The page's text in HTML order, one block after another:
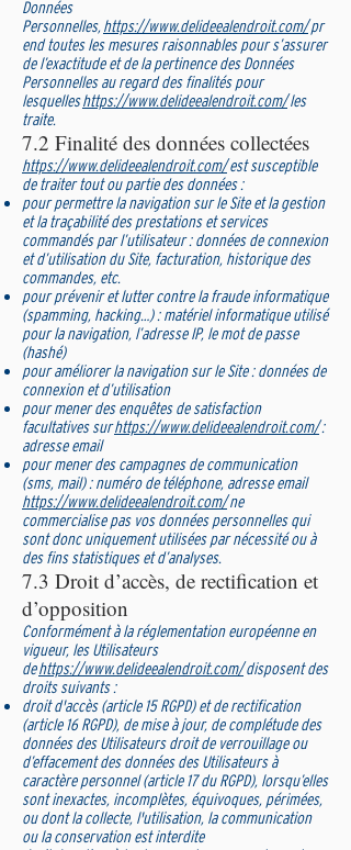
Données
Personnelles,https://www.delideealendroit.com/pr
end toutes les mesures raisonnables pour s’assurer
de l’exactitude et de la pertinence des Données
Personnelles au regard des finalités pour
lesquelleshttps://www.delideealendroit.com/les
traite.
7.2 Finalité des données collectées
https://www.delideealendroit.com/est susceptible
de traiter tout ou partie des données :
pour permettre la navigation sur le Site et la gestion
et la traçabilité des prestations et services
commandés par l’utilisateur : données de connexion
et d’utilisation du Site, facturation, historique des
commandes, etc.
pour prévenir et lutter contre la fraude informatique
(spamming, hacking…) : matériel informatique utilisé
pour la navigation, l’adresse IP, le mot de passe
(hashé)
pour améliorer la navigation sur le Site : données de
connexion et d’utilisation
pour mener des enquêtes de satisfaction
facultatives surhttps://www.delideealendroit.com/:
adresse email
pour mener des campagnes de communication
(sms, mail) : numéro de téléphone, adresse email
https://www.delideealendroit.com/ne
commercialise pas vos données personnelles qui
sont donc uniquement utilisées par nécessité ou à
des fins statistiques et d’analyses.
7.3 Droit d’accès, de rectification et
d’opposition
Conformément à la réglementation européenne en
vigueur, les Utilisateurs
dehttps://www.delideealendroit.com/disposent des
droits suivants :
droit d'accès (article 15 RGPD) et de rectification
(article 16 RGPD), de mise à jour, de complétude des
données des Utilisateurs droit de verrouillage ou
d’effacement des données des Utilisateurs à
caractère personnel (article 17 du RGPD), lorsqu’elles
sont inexactes, incomplètes, équivoques, périmées,
ou dont la collecte, l'utilisation, la communication
ou la conservation est interdite